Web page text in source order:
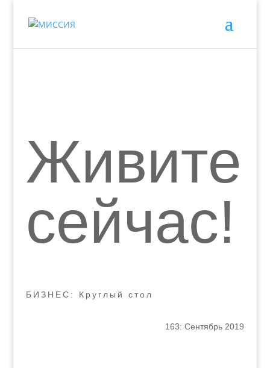
Живите
сейчас!
БИЗНЕС: Круглый стол
163: Сентябрь 2019